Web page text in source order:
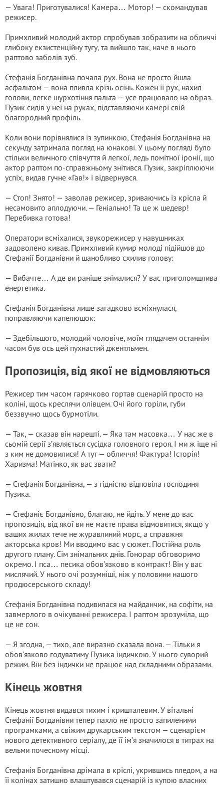
— Увага! Приготувалися! Камера… Мотор! — скомандував
режисер.
Примхливий молодий актор спробував зобразити на обличчі
глибоку екзистенційну тугу, та вийшло так, наче в нього
раптово заболів зуб.
Стефанія Богданівна почала рух. Вона не просто йшла
асфальтом — вона пливла крізь осінь. Кожен її рух, нахил
голови, легке шурхотіння пальта — усе працювало на образ.
Пузик сидів у неї на руках, підставляючи камері свій
благородний профіль.
Коли вони порівнялися із зупинкою, Стефанія Богданівна на
секунду затримала погляд на юнакові. У цьому погляді було
стільки величного співчуття й легкої, ледь помітної іронії, що
актор раптом по-справжньому знітився. Пузик, закріплюючи
успіх, видав гучне «Гав!» і відвернувся.
— Стоп! Знято! — заволав режисер, зриваючись із крісла й
несамовито аплодуючи. — Геніально! Та це ж шедевр!
Перебивка готова!
Оператори всміхалися, звукорежисер у навушниках
задоволено кивав. Примхливий кумир молоді підійшов до
Стефанії Богданівни й шанобливо схилив голову:
— Вибачте… А де ви раніше знімалися? У вас приголомшлива
енергетика.
Стефанія Богданівна лише загадково всміхнулася,
поправляючи капелюшок:
— Здебільшого, молодий чоловіче, моїм глядачем останнім
часом був ось цей пухнастий джентльмен.
Пропозиція, від якої не відмовляються
Режисер тим часом гарячково гортав сценарій просто на
коліні, щось креслячи олівцем. Очі його горіли, губи
беззвучно щось бурмотіли.
— Так, — сказав він нарешті. — Яка там масовка… У нас же в
сьомій серії з’являється сусідка головного героя. І ми ж іще ні
з ким не домовилися! А тут — обличчя! Фактура! Історія!
Харизма! Матінко, як вас звати?
— Стефанія Богданівна, — з гідністю відповіла господиня
Пузика.
— Стефаніє Богданівно, благаю, не йдіть. У мене до вас
пропозиція, від якої ви не маєте права відмовитися, якщо у
ваших жилах тече не журавлиний морс, а справжня
акторська кров! Ми вводимо вас у сюжет. Постійна роль
другого плану. Сім знімальних днів. Гонорар обговоримо
окремо. І пса… песика обов’язково в контракт! Він у вас
мислячий. У нього очі розумніші, ніж у половини нашого
продюсерського складу!
Стефанія Богданівна подивилася на майданчик, на софіти, на
завмерлого в очікуванні режисера. І раптом зрозуміла, що
це не сон.
— Я згодна, — тихо, але виразно сказала вона. — Тільки я
обов’язково годуватиму Пузика індичкою. У нього суворий
режим. Він без індички не працює над складними образами.
Кінець жовтня
Кінець жовтня видався тихим і кришталевим. У вітальні
Стефанії Богданівни тепер пахло не просто запиленими
програмками, а свіжим друкарським текстом — сценарієм
нового детективного серіалу, де її ім’я значилося в титрах на
вельми почесному місці.
Стефанія Богданівна дрімала в кріслі, укрившись пледом, а на
її колінах затишно влаштувався сценарій із купою власних